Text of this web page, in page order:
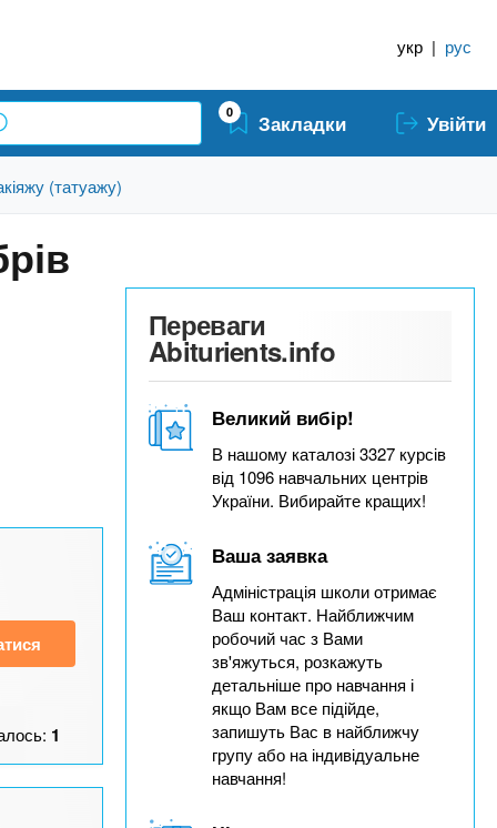
укр | рус
0 Закладки Увійти
(татуажу)
1
Переваги
Abiturients.info
Великий вибір!
В нашому каталозі 3327 курсів
від 1096 навчальних центрів
України. Вибирайте кращих!
Ваша заявка
Адміністрація школи отримає
Ваш контакт. Найближчим
робочий час з Вами
зв'яжуться, розкажуть
детальніше про навчання і
якщо Вам все підійде,
запишуть Вас в найближчу
групу або на індивідуальне
навчання!